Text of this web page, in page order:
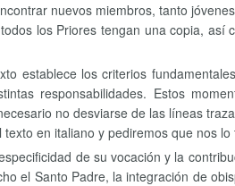
nuevos miembros, tanto
los Priores tengan una copia, así
establece los criterios
responsabilidades. Estos
no desviarse de las líneas
en italiano y pediremos que nos lo
de su vocación y la
el Santo Padre, la integración de